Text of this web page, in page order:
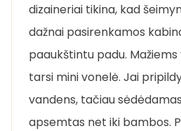
dizaineriai tikina, kad
dažnai pasirenkamos
paaukštintu padu.
tarsi mini vonelė. Jai
vandens, tačiau
apsemtas net iki bambos.